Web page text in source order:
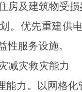
房及建筑物受
。优先重建供
性服务设施。
减灾救灾能力
能力。以网格